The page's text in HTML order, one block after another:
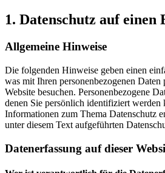
1. Datenschutz auf einen
Allgemeine Hinweise
Die folgenden Hinweise geben einen
was mit Ihren personenbezogenen Daten
Website besuchen. Personenbezogene
denen Sie persönlich identifiziert
Informationen zum Thema Datenschutz
unter diesem Text aufgeführten
Datenerfassung auf dieser